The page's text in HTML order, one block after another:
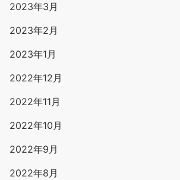
2023年3月
2023年2月
2023年1月
2022年12月
2022年11月
2022年10月
2022年9月
2022年8月